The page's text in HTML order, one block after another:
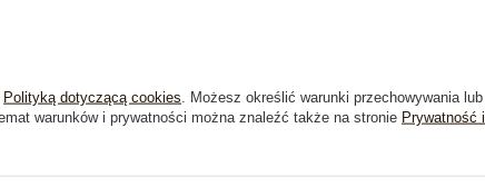
Polityką dotyczącą cookies . Możesz określić warunki przechowywania lub
warunków i prywatności można znaleźć także na stronie Prywatność i